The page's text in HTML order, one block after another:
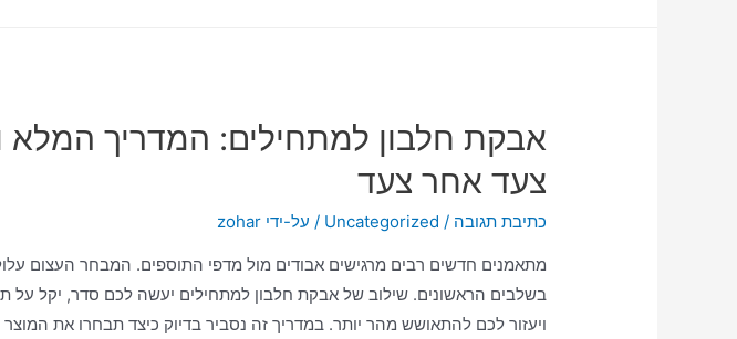
אבקת חלבון למתחילים: המדריך המלא
צעד אחר צעד
כתיבת תגובה /
Uncategorized / על-ידי zohar
מתאמנים חדשים רבים מרגישים אבודים מול מדפי התוספים. המבחר העצום
בשלבים הראשונים. שילוב של אבקת חלבון למתחילים יעשה לכם סדר, יקל על
ויעזור לכם להתאושש מהר יותר. במדריך זה נסביר בדיוק כיצד תבחרו את